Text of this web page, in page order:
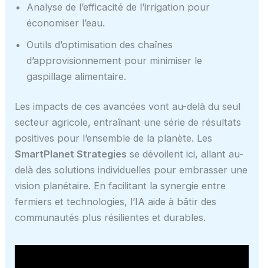
Analyse de l’efficacité de l’irrigation pour
économiser l’eau.
Outils d’optimisation des chaînes
d’approvisionnement pour minimiser le
gaspillage alimentaire.
Les impacts de ces avancées vont au-delà du seul
secteur agricole, entraînant une série de résultats
positives pour l’ensemble de la planète. Les
SmartPlanet Strategies se dévoilent ici, allant au-
delà des solutions individuelles pour embrasser une
vision planétaire. En facilitant la synergie entre
fermiers et technologies, l’IA aide à bâtir des
communautés plus résilientes et durables.